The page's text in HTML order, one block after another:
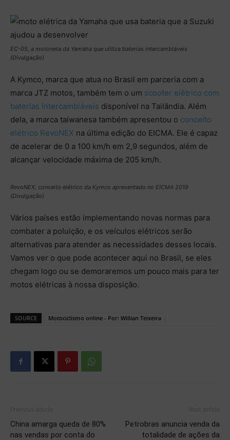
EC-05, a motoneta da Yamaha que utiliza baterias intercambiáveis
(Divulgação)
A Kymco, marca que atua no Brasil em parceria com a
marca JTZ motos, também tem o um scooter elétrico com
baterias intercambiáveis disponível na Tailândia. Além
dela, a marca taiwanesa também apresentou o conceito
elétrico RevoNEX na última edição do EICMA. Ele é capaz
de acelerar de 0 a 100 km/h em 2,9 segundos, além de
alcançar velocidade máxima de 205 km/h.
RevoNEX, conceito elétrico da Kymco apresentado no EICMA 2019
(Divulgação)
Vários países estão implementando novas normas para
combater a poluição, e os veículos elétricos serão
alternativas para atender as necessidades desses locais.
Vamos ver o que pode acontecer aqui no Brasil, se eles
chegam logo ou se demoraremos um pouco mais para ter
motos elétricas à nossa disposição.
SOURCE Motociclismo online - Por: Willian Teixeira
China amarga queda de 80%
nas vendas por conta do
Petrobras anuncia venda da
totalidade de ações da